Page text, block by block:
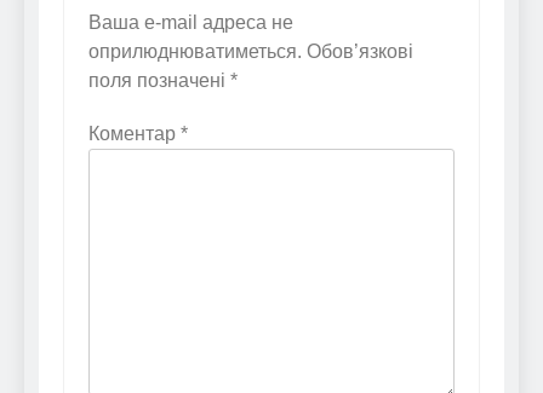
Ваша e-mail адреса не
оприлюднюватиметься. Обов’язкові
поля позначені *
Коментар *